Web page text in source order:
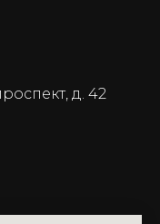
д. 42